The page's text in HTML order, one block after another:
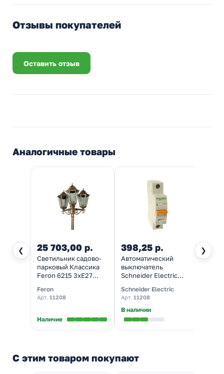
Отзывы покупателей
Оставить отзыв
Аналогичные товары
❮ ❯
25 703,00 р.
Светильник садово-
парковый Классика
Feron 6215 3xE27
черное золото (столб
2200мм)
Feron
Арт. 11208
Наличие
398,25 р.
Автоматический
выключатель
Schneider Electric
(автомат
электрический)
Schneider Electric
Арт. 11208
В наличии
С этим товаром покупают